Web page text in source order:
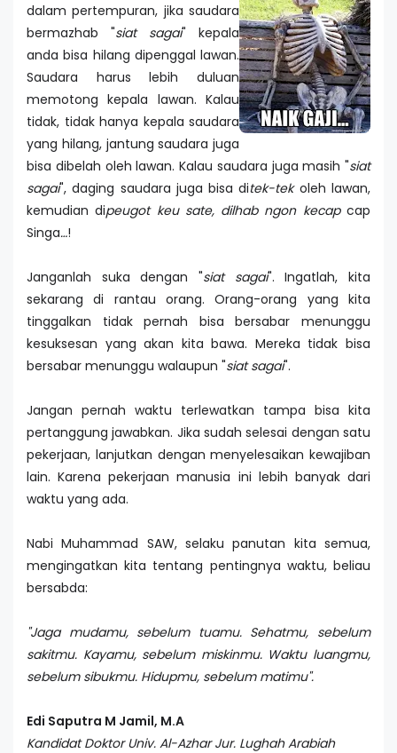
dalam pertempuran, jika saudara
bermazhab "siat sagai" kepala
anda bisa hilang dipenggal lawan.
Saudara harus lebih duluan
memotong kepala lawan. Kalau
tidak, tidak hanya kepala saudara
yang hilang, jantung saudara juga
bisa dibelah oleh lawan. Kalau saudara juga masih "siat
sagai", daging saudara juga bisa ditek-tekoleh lawan,
kemudian dipeugot keu sate, dilhab ngon kecapcap
Singa…!
Janganlah suka dengan "siat sagai". Ingatlah, kita
sekarang di rantau orang. Orang-orang yang kita
tinggalkan tidak pernah bisa bersabar menunggu
kesuksesan yang akan kita bawa. Mereka tidak bisa
bersabar menunggu walaupun "siat sagai".
Jangan pernah waktu terlewatkan tampa bisa kita
pertanggung jawabkan. Jika sudah selesai dengan satu
pekerjaan, lanjutkan dengan menyelesaikan kewajiban
lain. Karena pekerjaan manusia ini lebih banyak dari
waktu yang ada.
Nabi Muhammad SAW, selaku panutan kita semua,
mengingatkan kita tentang pentingnya waktu, beliau
bersabda:
"Jaga mudamu, sebelum tuamu. Sehatmu, sebelum
sakitmu. Kayamu, sebelum miskinmu. Waktu luangmu,
sebelum sibukmu. Hidupmu, sebelum matimu".
Edi Saputra M Jamil, M.A
Kandidat Doktor Univ. Al-Azhar Jur. Lughah Arabiah